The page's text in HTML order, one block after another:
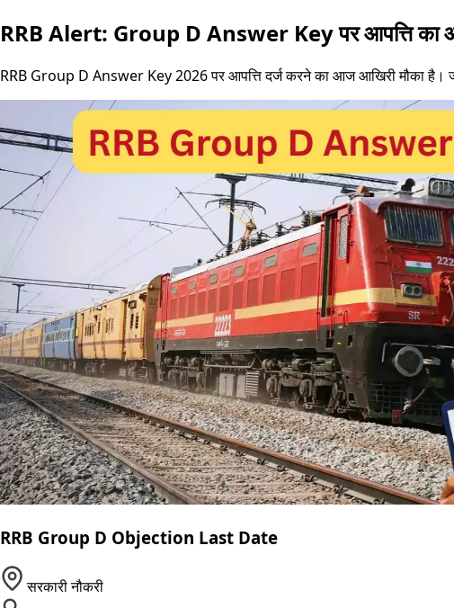
RRB Alert: Group D Answer Key पर आपत्ति का
RRB Group D Answer Key 2026 पर आपत्ति दर्ज करने का आज आखिरी मौका है।
RRB Group D Objection Last Date
सरकारी नौकरी